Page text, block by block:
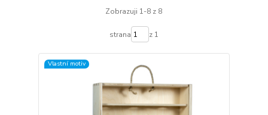
Zobrazuji 1-8 z 8
strana z 1
Vlastní motiv